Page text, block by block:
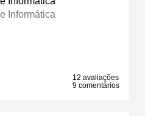
Informática
12 avaliações
9 comentários